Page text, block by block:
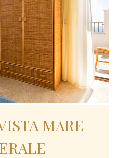
MARE